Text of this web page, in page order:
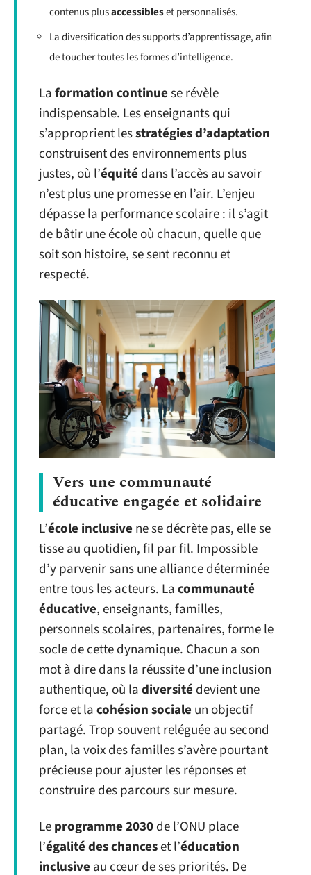
contenus plusaccessibleset personnalisés.
La diversification des supports d’apprentissage, afin
de toucher toutes les formes d’intelligence.
Laformation continuese révèle
indispensable. Les enseignants qui
s’approprient lesstratégies d’adaptation
construisent des environnements plus
justes, où l’équité dans l’accès au savoir
n’est plus une promesse en l’air. L’enjeu
dépasse la performance scolaire : il s’agit
de bâtir une école où chacun, quelle que
soit son histoire, se sent reconnu et
respecté.
Vers une communauté
éducative engagée et solidaire
L’école inclusive ne se décrète pas, elle se
tisse au quotidien, fil par fil. Impossible
d’y parvenir sans une alliance déterminée
entre tous les acteurs. Lacommunauté
éducative, enseignants, familles,
personnels scolaires, partenaires, forme le
socle de cette dynamique. Chacun a son
mot à dire dans la réussite d’une inclusion
authentique, où ladiversité devient une
force et lacohésion sociale un objectif
partagé. Trop souvent reléguée au second
plan, la voix des familles s’avère pourtant
précieuse pour ajuster les réponses et
construire des parcours sur mesure.
Leprogramme 2030de l’ONU place
l’égalité des chanceset l’éducation
inclusive au cœur de ses priorités. De